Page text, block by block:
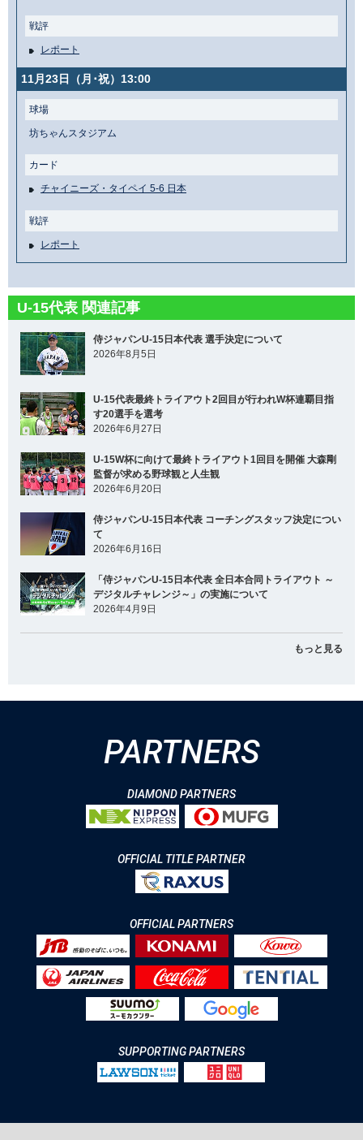
戦評
レポート
11月23日（月･祝）13:00
球場
坊ちゃんスタジアム
カード
チャイニーズ・タイペイ 5-6 日本
戦評
レポート
U-15代表 関連記事
侍ジャパンU-15日本代表 選手決定について
2026年8月5日
U-15代表最終トライアウト2回目が行われW杯連覇目指
す20選手を選考
2026年6月27日
U-15W杯に向けて最終トライアウト1回目を開催 大森剛
監督が求める野球観と人生観
2026年6月20日
侍ジャパンU-15日本代表 コーチングスタッフ決定につい
て
2026年6月16日
「侍ジャパンU-15日本代表 全日本合同トライアウト ～
デジタルチャレンジ～」の実施について
2026年4月9日
もっと見る
PARTNERS
DIAMOND PARTNERS
OFFICIAL TITLE PARTNER
OFFICIAL PARTNERS
SUPPORTING PARTNERS